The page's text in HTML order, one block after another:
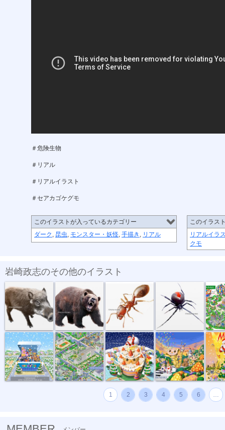
＃危険生物
＃リアル
＃リアルイラスト
＃セアカゴケグモ
このイラストが入っているカテゴリー
ダーク , 昆虫, モンスター・妖怪, 手描き , リアル
このイラス
リアルイラ
クモ
岩崎政志のその他のイラスト
危険生物・イ... 危険生物・クマ 危険生物・ヒ...
トイザラスポ... マンション・... サンタとクリ... 音楽会のパレ... メリ
1 2 3 4 5 6 …